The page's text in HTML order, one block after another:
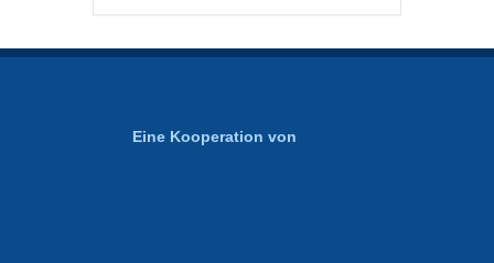
Eine Kooperation von